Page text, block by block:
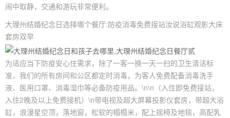
闹中取静，交通和游玩非常便利。
大理州结婚纪念日选择哪个餐厅:防疫消毒免费接站汝说浴缸观影大床
套房双早
为适应当下防疫安心住需求，除了一客一换一天一扫的卫生清洁标
准，我们的所有房间和公区都定时消毒，为客人免费配备消毒洗手
液、医用口罩、消毒湿巾等必备防疫用品。\n\n（入住即免费接站，
入住2晚及以上免费接机）\n带电视及超大屏幕投影仪套房，带超大浴
缸，浪漫星空顶，落地窗，松软的榻榻米，配上摇椅及地毯，高配乳